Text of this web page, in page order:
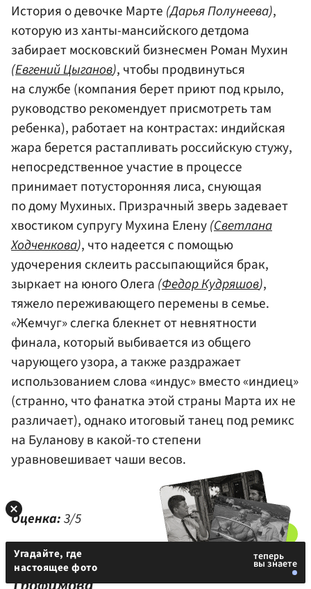
История о девочке Марте (Дарья Полунеева),
которую из ханты-мансийского детдома
забирает московский бизнесмен Роман Мухин
(Евгений Цыганов), чтобы продвинуться
на службе (компания берет приют под крыло,
руководство рекомендует присмотреть там
ребенка), работает на контрастах: индийская
жара берется растапливать российскую стужу,
непосредственное участие в процессе
принимает потусторонняя лиса, снующая
по дому Мухиных. Призрачный зверь задевает
хвостиком супругу Мухина Елену(Светлана
Ходченкова), что надеется с помощью
удочерения склеить рассыпающийся брак,
зыркает на юного Олега (Федор Кудряшов),
тяжело переживающего перемены в семье.
«Жемчуг» слегка блекнет от невнятности
финала, который выбивается из общего
чарующего узора, а также раздражает
использованием слова «индус» вместо «индиец»
(странно, что фанатка этой страны Марта их не
различает), однако итоговый танец под ремикс
на Буланову в какой-то степени
уравновешивает чаши весов.
Оценка:3/5
«Большая земля»,
Трофимова
Угадайте, где
настоящее фото